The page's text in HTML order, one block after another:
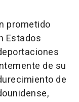
prometido
Estados
de su
de